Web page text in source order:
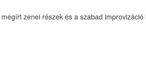
zenei részek és a szabad